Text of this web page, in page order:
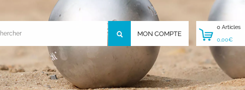
MON COMPTE
0 Articles
0,00€